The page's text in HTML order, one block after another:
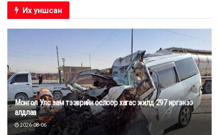
Их уншсан
Монгол Улс зам тээврийн ослоор хагас жилд 297 иргэнээ
алдлаа
2026-08-06